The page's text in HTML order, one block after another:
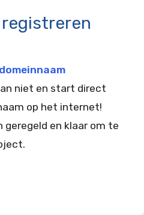
domeinnaam
niet en start direct
op het internet!
geregeld en klaar om te